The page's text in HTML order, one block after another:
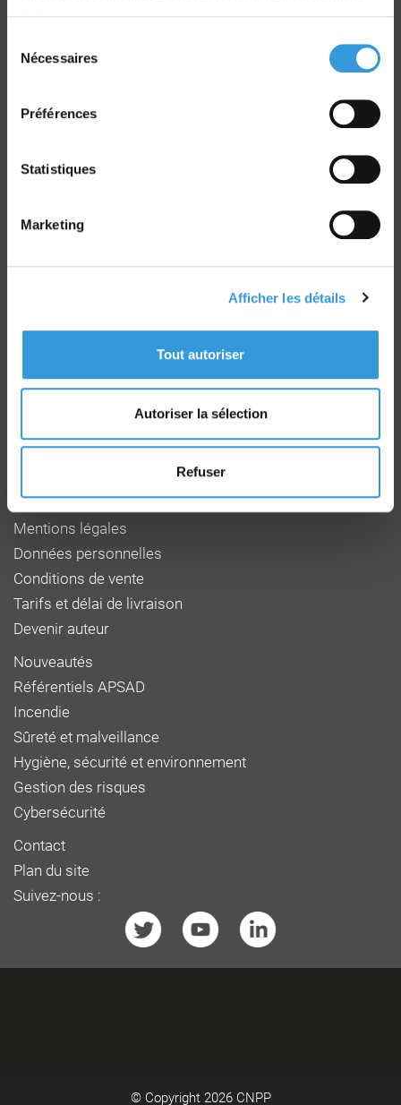
Nécessaires
Préférences
Statistiques
Marketing
Afficher les détails
Tout autoriser
Autoriser la sélection
Refuser
Route de la Chapelle Réanville
Tél : 02 32 53 64 34
Qui sommes-nous
Mentions légales
Données personnelles
Conditions de vente
Tarifs et délai de livraison
Devenir auteur
Nouveautés
Référentiels APSAD
Incendie
Sûreté et malveillance
Hygiène, sécurité et environnement
Gestion des risques
Cybersécurité
Contact
Plan du site
Suivez-nous :
© Copyright 2026 CNPP